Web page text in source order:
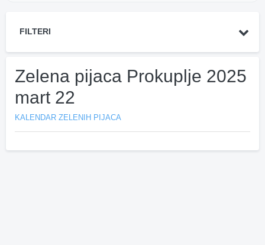
FILTERI
Zelena pijaca Prokuplje 2025
mart 22
KALENDAR ZELENIH PIJACA